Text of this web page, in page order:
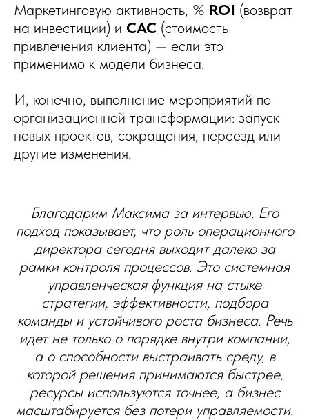
Маркетинговую активность, % ROI (возврат
на инвестиции) и CAC (стоимость
привлечения клиента) — если это
применимо к модели бизнеса.
И, конечно, выполнение мероприятий по
организационной трансформации: запуск
новых проектов, сокращения, переезд или
другие изменения.
Благодарим Максима за интервью. Его
подход показывает, что роль операционного
директора сегодня выходит далеко за
рамки контроля процессов. Это системная
управленческая функция на стыке
стратегии, эффективности, подбора
команды и устойчивого роста бизнеса. Речь
идет не только о порядке внутри компании,
а о способности выстраивать среду, в
которой решения принимаются быстрее,
ресурсы используются точнее, а бизнес
масштабируется без потери управляемости.